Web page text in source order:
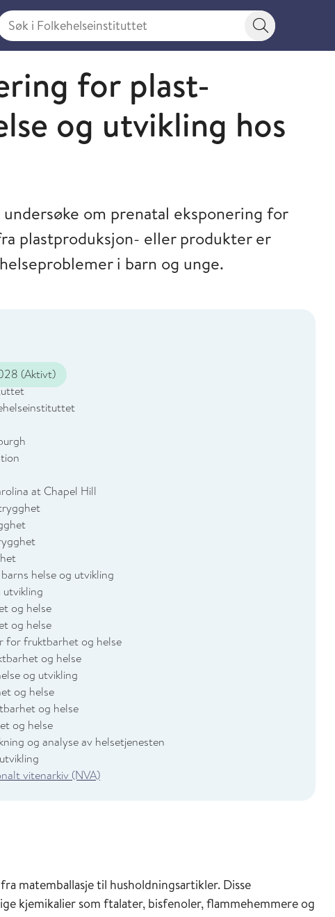
i Folkehelseinstituttet
Søkeknapp
for plast-
og utvikling hos
om prenatal eksponering for
plastproduksjon- eller produkter er
i barn og unge.
(Aktivt)
at Chapel Hill
helse og utvikling
utvikling
og helse
og helse
for fruktbarhet og helse
og helse
og utvikling
og helse
og helse
og helse
og analyse av helsetjenesten
vitenarkiv (NVA)
matemballasje til husholdningsartikler. Disse
kjemikalier som ftalater, bisfenoler, flammehemmere og